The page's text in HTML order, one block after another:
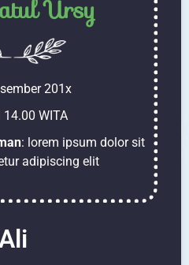
Ursy
201x
WITA
: lorem ipsum dolor sit
adipiscing elit